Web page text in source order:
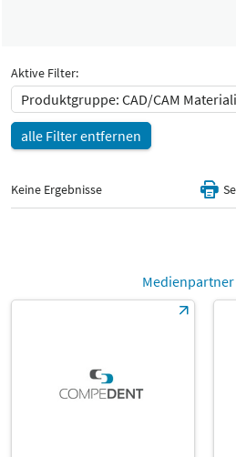
Aktive Filter:
Produktgruppe: CAD/CAM
alle Filter entfernen
Keine Ergebnisse
Medienpartner